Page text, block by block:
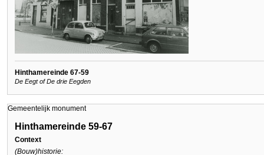
Hinthamereinde 67-59
De Eegt of De drie Eegden
Gemeentelijk monument
Hinthamereinde 59-67
Context
(Bouw)historie: